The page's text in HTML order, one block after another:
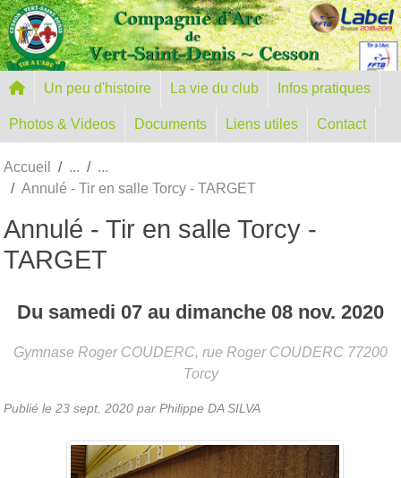
Un peu d'histoire La vie du club Infos pratiques
Photos & Videos Documents Liens utiles Contact
Accueil
Annulé - Tir en salle Torcy - TARGET
Annulé - Tir en salle Torcy -
TARGET
Du samedi 07 au dimanche 08 nov. 2020
Gymnase Roger COUDERC, rue Roger COUDERC 77200
Torcy
Publié le 23 sept. 2020 par Philippe DA SILVA
Panneau de gestion des cookies